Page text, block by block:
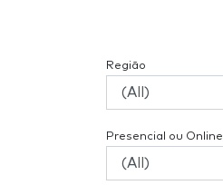
Região
Presencial ou Online